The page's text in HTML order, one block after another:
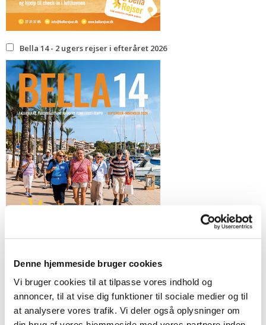
Denne hjemmeside bruger cookies
Vi bruger cookies til at tilpasse vores indhold og
annoncer, til at vise dig funktioner til sociale medier og til
at analysere vores trafik. Vi deler også oplysninger om
Bella 14 - 2 ugers rejser i efteråret 2026
Vil du samtidig tilmeldes vores Nyhedsbrev?